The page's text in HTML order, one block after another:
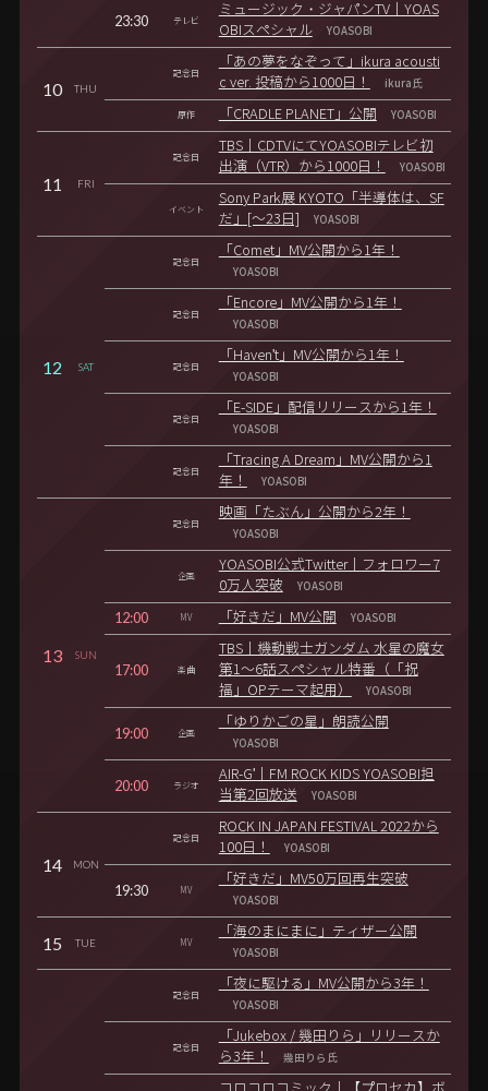
23:30 テレビ
ミュージック・ジャパンTV｜YOAS
OBIスペシャル
YOASOBI
10 THU
記念日
「あの夢をなぞって」ikura acousti
c ver. 投稿から1000日！
ikura氏
原作 「CRADLE PLANET」公開 YOASOBI
11 FRI
記念日
TBS｜CDTVにてYOASOBIテレビ初
出演（VTR）から1000日！
YOASOBI
イベント
Sony Park展 KYOTO「半導体は、SF
だ」[～23日]
YOASOBI
12 SAT
記念日
「Comet」MV公開から1年！
YOASOBI
記念日
「Encore」MV公開から1年！
YOASOBI
記念日
「Haven't」MV公開から1年！
YOASOBI
記念日
「E-SIDE」配信リリースから1年！
YOASOBI
記念日
「Tracing A Dream」MV公開から1
年！
YOASOBI
13 SUN
記念日
映画「たぶん」公開から2年！
YOASOBI
企画
YOASOBI公式Twitter｜フォロワー7
0万人突破
YOASOBI
12:00 MV 「好きだ」MV公開 YOASOBI
17:00 楽曲
TBS｜機動戦士ガンダム 水星の魔女
第1～6話スペシャル特番（「祝
福」OPテーマ起用）
YOASOBI
19:00 企画
「ゆりかごの星」朗読公開
YOASOBI
20:00 ラジオ
AIR-G'｜FM ROCK KIDS YOASOBI担
当第2回放送
YOASOBI
14 MON
記念日
ROCK IN JAPAN FESTIVAL 2022から
100日！
YOASOBI
19:30 MV
「好きだ」MV50万回再生突破
YOASOBI
15 TUE MV
「海のまにまに」ティザー公開
YOASOBI
記念日
「夜に駆ける」MV公開から3年！
YOASOBI
記念日
「Jukebox / 幾田りら」リリースか
ら3年！
幾田りら氏